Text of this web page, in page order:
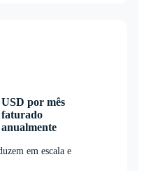
USD por mês
faturado
anualmente
em escala e